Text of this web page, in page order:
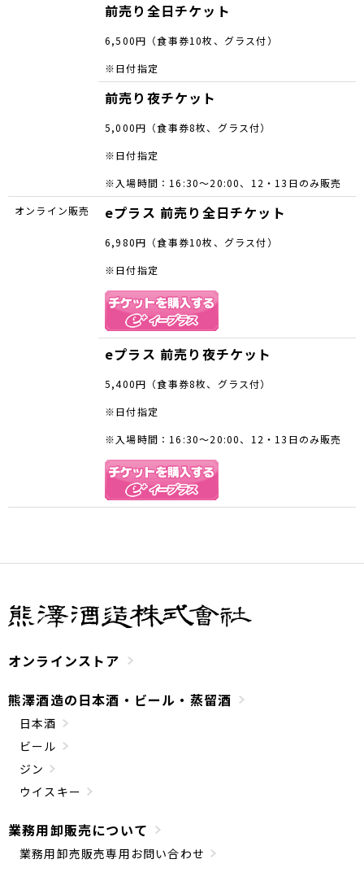
前売り全日チケット
6,500円（食事券10枚、グラス付）
※日付指定
前売り夜チケット
5,000円（食事券8枚、グラス付）
※日付指定
※入場時間：16:30～20:00、12・13日のみ販売
オンライン販売
eプラス 前売り全日チケット
6,980円（食事券10枚、グラス付）
※日付指定
eプラス 前売り夜チケット
5,400円（食事券8枚、グラス付）
※日付指定
※入場時間：16:30～20:00、12・13日のみ販売
オンラインストア
熊澤酒造の日本酒・ビール・蒸留酒
日本酒
ビール
ジン
ウイスキー
業務用卸販売について
業務用卸売販売専用お問い合わせ